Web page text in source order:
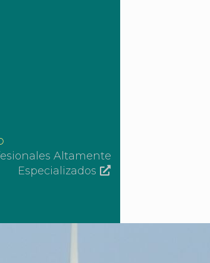
Altamente
Especializados